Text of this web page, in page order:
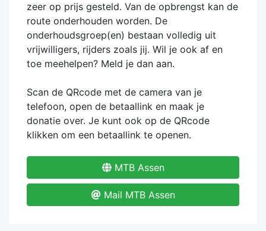
zeer op prijs gesteld. Van de opbrengst kan de
route onderhouden worden. De
onderhoudsgroep(en) bestaan volledig uit
vrijwilligers, rijders zoals jij. Wil je ook af en
toe meehelpen? Meld je dan aan.
Scan de QRcode met de camera van je
telefoon, open de betaallink en maak je
donatie over. Je kunt ook op de QRcode
klikken om een betaallink te openen.
MTB Assen
Mail MTB Assen